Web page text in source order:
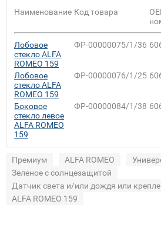
Наименование Код товара
Лобовое
стекло ALFA
ROMEO 159
ФР-00000075/1/36
Лобовое
стекло ALFA
ROMEO 159
ФР-00000076/1/25
Боковое
стекло левое
ALFA ROMEO
159
ФР-00000084/1/38
Премиум ALFA ROMEO
Зеленое с солнцезащитой
Датчик света и/или дождя или
ALFA ROMEO 159